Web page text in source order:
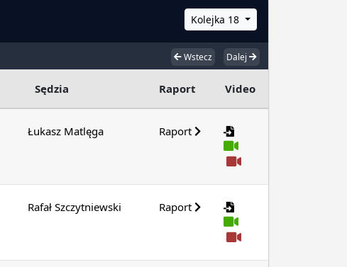
Kolejka 18
Wstecz Dalej
Sędzia Raport Video
Łukasz Matlęga Raport
Rafał Szczytniewski Raport